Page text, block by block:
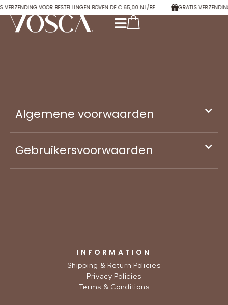
VERZENDING VOOR BESTELLINGEN BOVEN DE € 65,00 NL/BE GRATIS
Algemene voorwaarden
Gebruikersvoorwaarden
INFORMATION
Shipping & Return Policies
Privacy Policies
Terms & Conditions